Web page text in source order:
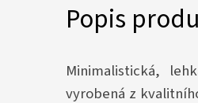
Popis
Minimalistická,
vyrobená z